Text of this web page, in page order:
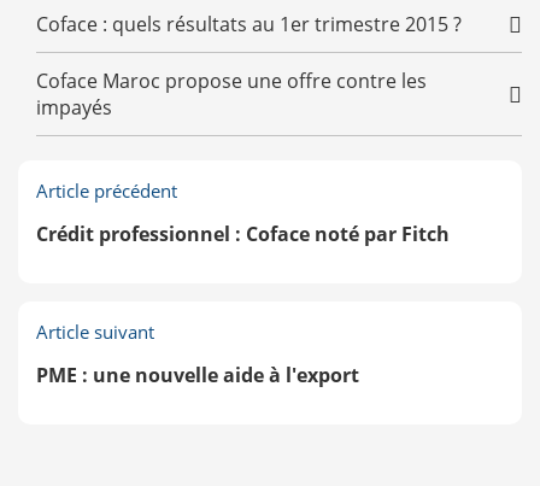
Coface : quels résultats au 1er trimestre 2015 ?
Coface Maroc propose une offre contre les
impayés
Article précédent
Crédit professionnel : Coface noté par Fitch
Article suivant
PME : une nouvelle aide à l'export